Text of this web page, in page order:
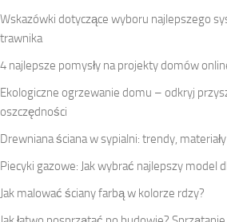
Wskazówki dotyczące wyboru najlepszego
trawnika
4 najlepsze pomysły na projekty domów
Ekologiczne ogrzewanie domu – odkryj
oszczędności
Drewniana ściana w sypialni: trendy,
Piecyki gazowe: Jak wybrać najlepszy model
Jak malować ściany farbą w kolorze rdzy?